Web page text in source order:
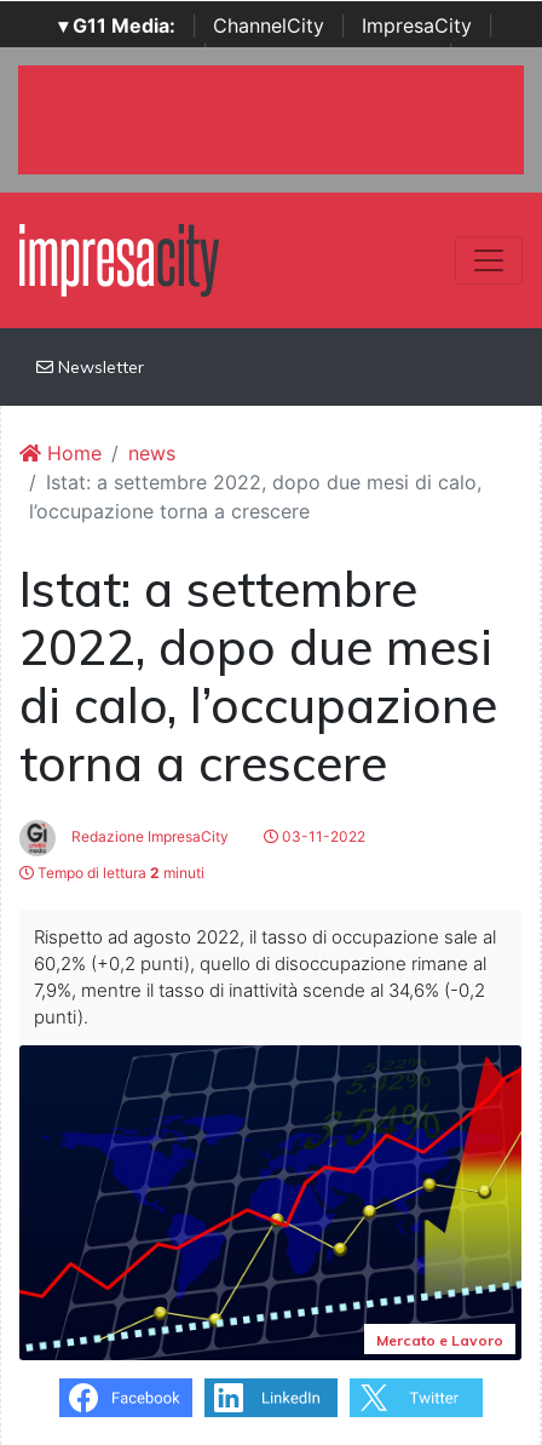
▾ G11 Media: ChannelCity ImpresaCity
SecurityOpenLab | Italian Channel Awards | Italian
Newsletter
Home
news
Istat: a settembre 2022, dopo due mesi di calo,
l’occupazione torna a crescere
Istat: a settembre
2022, dopo due mesi
di calo, l’occupazione
torna a crescere
Redazione ImpresaCity
03-11-2022
Tempo di lettura 2 minuti
Rispetto ad agosto 2022, il tasso di occupazione sale al
60,2% (+0,2 punti), quello di disoccupazione rimane al
7,9%, mentre il tasso di inattività scende al 34,6% (-0,2
punti).
Mercato e Lavoro